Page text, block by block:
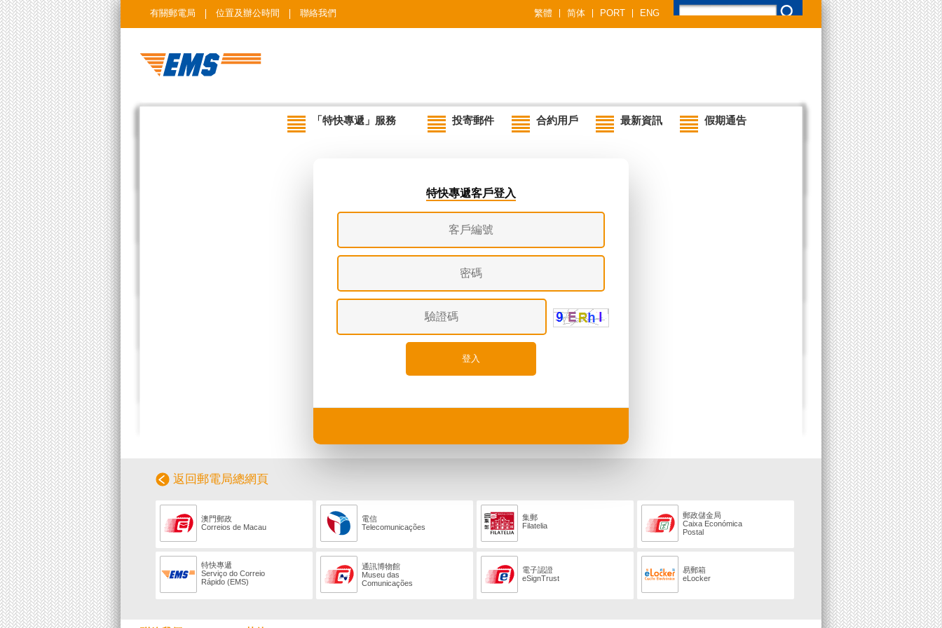
有關郵電局 位置及辦公時間 聯絡我們 繁體 简体 PORT ENG
「特快專遞」服務 投寄郵件 合約用戶 最新資訊 假期通告
特快專遞客戶登入
返回郵電局總網頁
澳門郵政
Correios de Macau
電信
Telecomunicações
集郵
Filatelia
郵政儲金局
Caixa Económica
Postal
特快專遞
Serviço do Correio
Rápido (EMS)
通訊博物館
Museu das
Comunicações
電子認證
eSignTrust
易郵箱
eLocker